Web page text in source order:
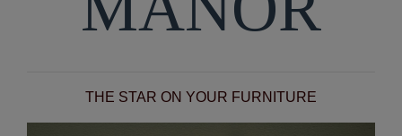
THE STAR ON YOUR FURNITURE